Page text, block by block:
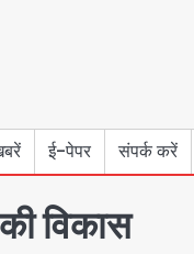
ई-पेपर संपर्क करें
विकास